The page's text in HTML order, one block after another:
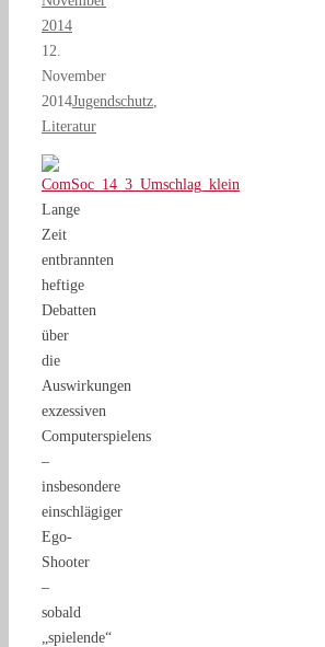
2014
12.
November
2014Jugendschutz
Literatur
Lange
Zeit
entbrannten
heftige
Debatten
über
die
Auswirkungen
exzessiven
Computerspielens
–
insbesondere
einschlägiger
Ego-
Shooter
–
sobald
„spielende“